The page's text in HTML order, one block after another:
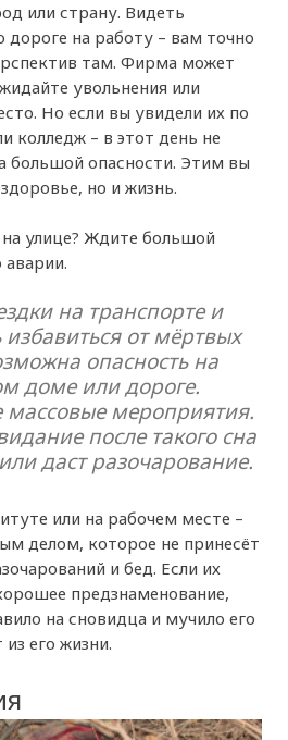
или страну. Видеть
на работу – вам точно
там. Фирма может
увольнения или
Но если вы увидели их по
колледж – в этот день не
большой опасности. Этим вы
но и жизнь.
улице? Ждите большой
на транспорте и
избавиться от мёртвых
опасность на
доме или дороге.
массовые мероприятия.
после такого сна
даст разочарование.
или на рабочем месте –
делом, которое не принесёт
и бед. Если их
предзнаменование,
на сновидца и мучило его
из его жизни.